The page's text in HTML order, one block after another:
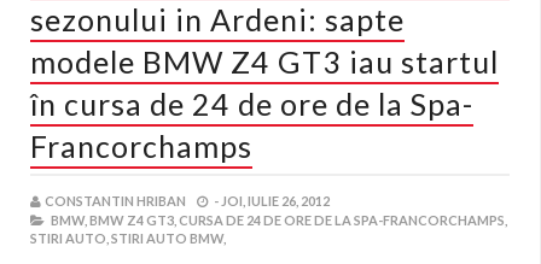
sezonului in Ardeni: sapte
modele BMW Z4 GT3 iau startul
în cursa de 24 de ore de la Spa-
Francorchamps
CONSTANTIN HRIBAN - JOI, IULIE 26, 2012
BMW, BMW Z4 GT3, CURSA DE 24 DE ORE DE LA SPA-FRANCORCHAMPS,
STIRI AUTO, STIRI AUTO BMW,